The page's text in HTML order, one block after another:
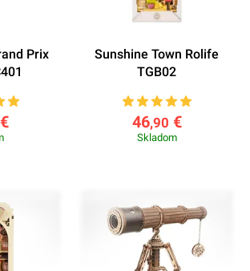
Prix
€
Sunshine Town Rolife
TGB02
46,90 €
Skladom